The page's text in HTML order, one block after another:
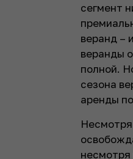
сегмент
веранд –
веранды
полной.
сезона
аренды